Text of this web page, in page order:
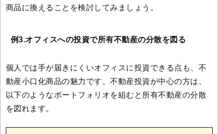
商品に換えることを検討してみましょう。
例3.オフィスへの投資で所有不動産の分散を図る
個人では手が届きにくいオフィスに投資できる点も、不
動産小口化商品の魅力です。不動産投資が中心の方は、
以下のようなポートフォリオを組むと所有不動産の分散
を図れます。